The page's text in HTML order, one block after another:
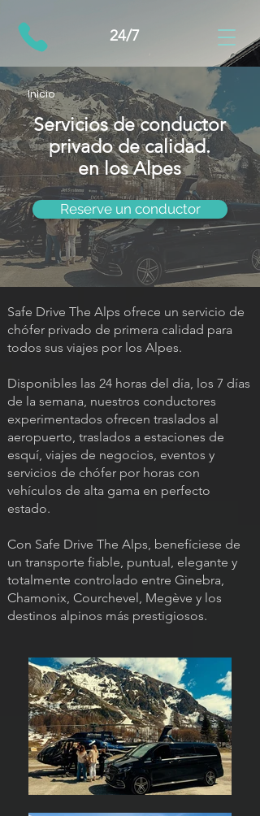
24/7
Inicio
Servicios de conductor
privado de calidad.
en los Alpes
Reserve un conductor
Safe Drive The Alps ofrece un servicio de
chófer privado de primera calidad para
todos sus viajes por los Alpes.
Disponibles las 24 horas del día, los 7 días
de la semana, nuestros conductores
experimentados ofrecen traslados al
aeropuerto, traslados a estaciones de
esquí, viajes de negocios, eventos y
servicios de chófer por horas con
vehículos de alta gama en perfecto
estado.
Con Safe Drive The Alps, benefíciese de
un transporte fiable, puntual, elegante y
totalmente controlado entre Ginebra,
Chamonix, Courchevel, Megève y los
destinos alpinos más prestigiosos.